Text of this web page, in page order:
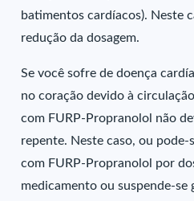
batimentos cardíacos). Neste
redução da dosagem.
Se você sofre de doença
no coração devido à
com FURP-Propranolol não
repente. Neste caso, ou
com FURP-Propranolol por
medicamento ou suspende-se